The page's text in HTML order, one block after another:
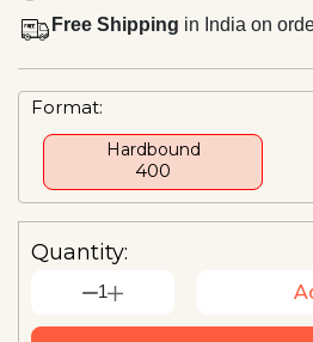
Free Shipping in India on
Format:
Hardbound
₹400
Quantity:
1